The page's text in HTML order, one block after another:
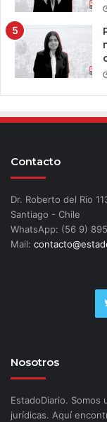
Contacto
Dr. Roberto del Río
Santiago - Chile
WhatsApp: (56 9)
Mail:
Nosotros
EstadoDiario. Somos
jurídicas. Aquí